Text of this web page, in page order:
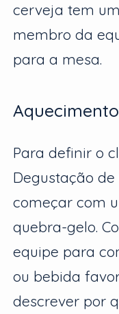
cerveja tem
membro da
para a mesa.
Aquecimento
Para definir o
Degustação
começar com
quebra-gelo.
equipe para
ou bebida
descrever por